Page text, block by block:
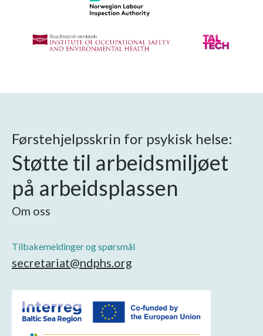
Førstehjelpsskrin for psykisk helse:
Støtte til arbeidsmiljøet
på arbeidsplassen
Om oss
Tilbakemeldinger og spørsmål
secretariat@ndphs.org